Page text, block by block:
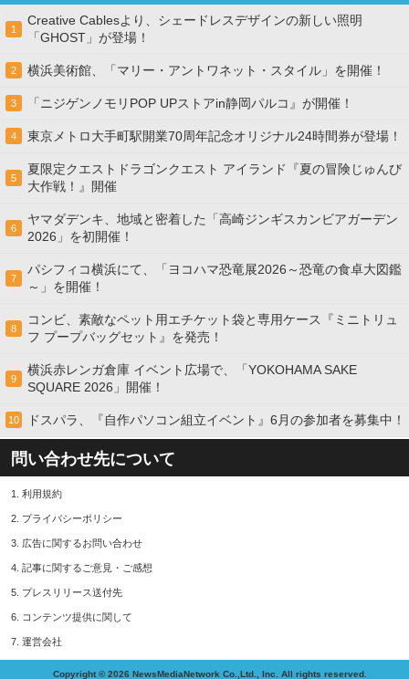
1
Creative Cablesより、シェードレスデザインの新しい照明
「GHOST」が登場！
2 横浜美術館、「マリー・アントワネット・スタイル」を開催！
3 「ニジゲンノモリPOP UPストアin静岡パルコ』が開催！
4 東京メトロ大手町駅開業70周年記念オリジナル24時間券が登場！
5
夏限定クエストドラゴンクエスト アイランド『夏の冒険じゅんび
大作戦！』開催
6
ヤマダデンキ、地域と密着した「高崎ジンギスカンビアガーデン
2026」を初開催！
7
パシフィコ横浜にて、「ヨコハマ恐竜展2026～恐竜の食卓大図鑑
～」を開催！
8
コンビ、素敵なペット用エチケット袋と専用ケース『ミニトリュ
フ プープバッグセット』を発売！
9
横浜赤レンガ倉庫 イベント広場で、「YOKOHAMA SAKE
SQUARE 2026」開催！
10 ドスパラ、『自作パソコン組立イベント』6月の参加者を募集中！
問い合わせ先について
1. 利用規約
2. プライバシーポリシー
3. 広告に関するお問い合わせ
4. 記事に関するご意見・ご感想
5. プレスリリース送付先
6. コンテンツ提供に関して
7. 運営会社
Copyright © 2026 NewsMediaNetwork Co.,Ltd., Inc. All rights reserved.